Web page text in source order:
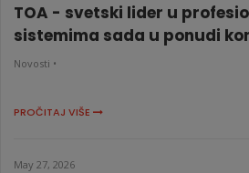
TOA - svetski lider u
sistemima sada u ponudi
Novosti •
PROČITAJ VIŠE
May 27, 2026